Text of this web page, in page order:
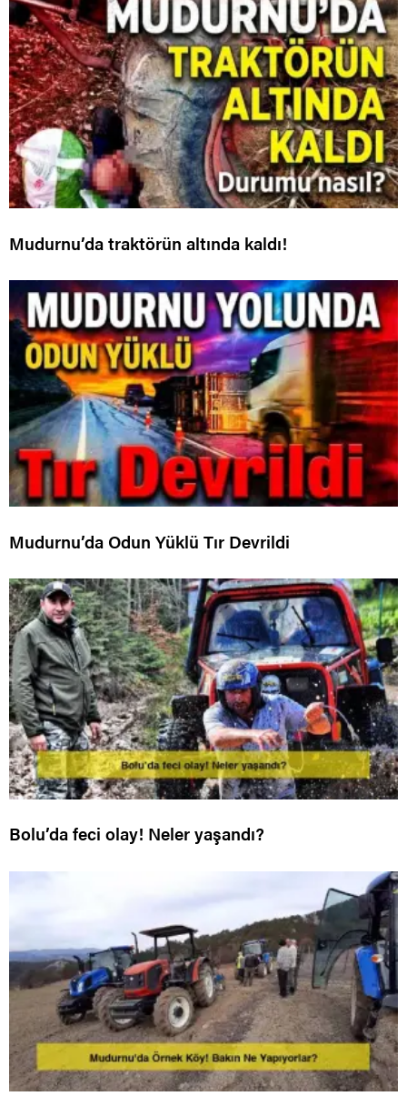
Mudurnu’da traktörün altında kaldı!
Mudurnu’da Odun Yüklü Tır Devrildi
Bolu’da feci olay! Neler yaşandı?